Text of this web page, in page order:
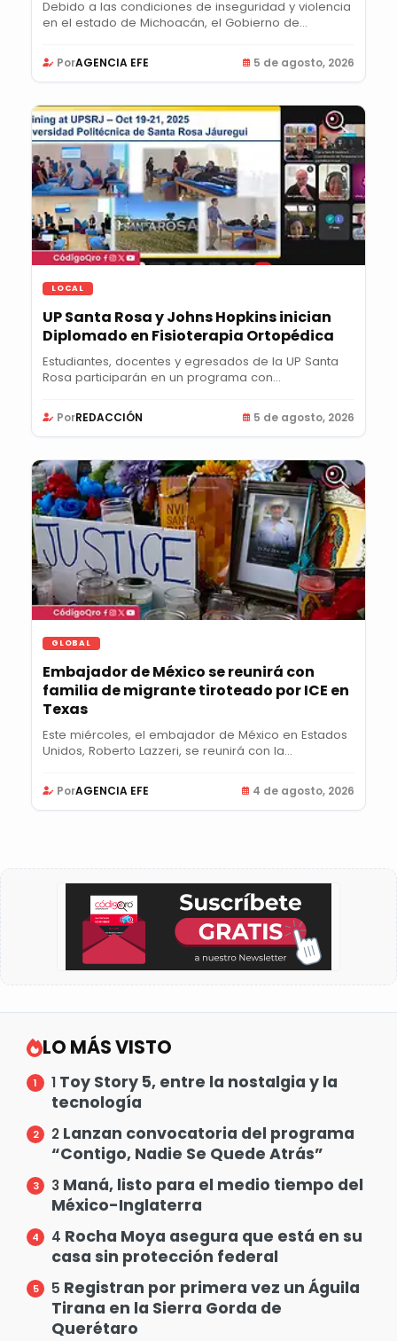
Debido a las condiciones de inseguridad y violencia
en el estado de Michoacán, el Gobierno de...
PorAGENCIA EFE 5 de agosto, 2026
LOCAL
UP Santa Rosa y Johns Hopkins inician
Diplomado en Fisioterapia Ortopédica
Estudiantes, docentes y egresados de la UP Santa
Rosa participarán en un programa con
PorREDACCIÓN 5 de agosto, 2026
GLOBAL
Embajador de México se reunirá con
familia de migrante tiroteado por ICE en
Texas
Este miércoles, el embajador de México en Estados
Unidos, Roberto Lazzeri, se reunirá con la...
PorAGENCIA EFE 4 de agosto, 2026
LO MÁS VISTO
1 Toy Story 5, entre la nostalgia y la
tecnología
2 Lanzan convocatoria del programa
“Contigo, Nadie Se Quede Atrás”
3 Maná, listo para el medio tiempo del
México-Inglaterra
4 Rocha Moya asegura que está en su
casa sin protección federal
5 Registran por primera vez un Águila
Tirana en la Sierra Gorda de
Querétaro